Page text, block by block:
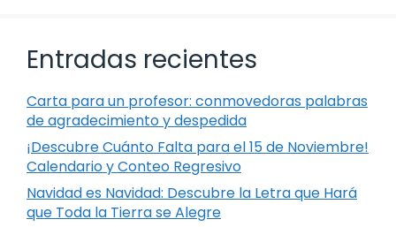
Entradas recientes
Carta para un profesor: conmovedoras palabras
de agradecimiento y despedida
¡Descubre Cuánto Falta para el 15 de Noviembre!
Calendario y Conteo Regresivo
Navidad es Navidad: Descubre la Letra que Hará
que Toda la Tierra se Alegre